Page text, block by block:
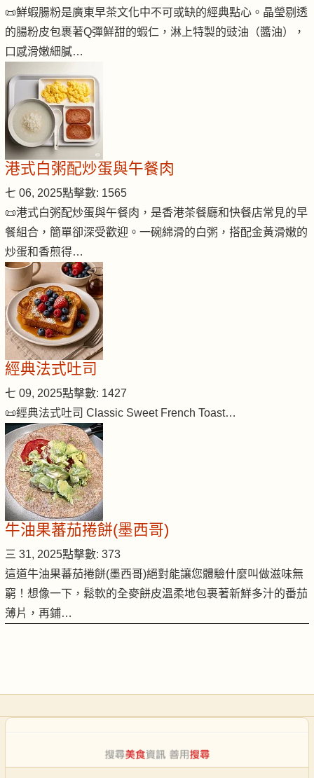
📜鮮蝦腸粉是廣東早茶文化中不可或缺的經典點心。晶瑩剔透
的腸粉皮包裹著Q彈鮮甜的蝦仁，淋上特製的豉油（醬油），
口感滑嫩細膩…
港式白粥配炒蛋與午餐肉
七 06, 2025點擊數: 1565
📜港式白粥配炒蛋與午餐肉，是香港茶餐廳和快餐店常見的早
餐組合，簡單卻深受歡迎。一碗綿滑的白粥，搭配金黃滑嫩的
炒蛋和香煎得…
經典法式吐司
七 09, 2025點擊數: 1427
📜經典法式吐司 Classic Sweet French Toast…
牛油果蕃茄捲餅(墨西哥)
三 31, 2025點擊數: 373
這道牛油果蕃茄捲餅(墨西哥)絕對能讓您體驗什麼叫做滋味無
窮！想像一下，鬆軟的全麥餅皮溫柔地包裹著新鮮多汁的番茄
薄片，再鋪…